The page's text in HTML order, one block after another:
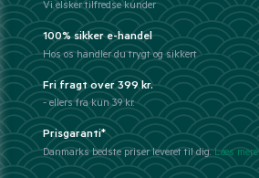
Vi elsker tilfredse kunder
100% sikker e-handel
Hos os handler du trygt og sikkert
Fri fragt over 399 kr.
- ellers fra kun 39 kr.
Prisgaranti*
Danmarks bedste priser leveret til dig.Læs mere